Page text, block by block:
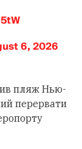
6, 2026
пляж Нью-
перервати